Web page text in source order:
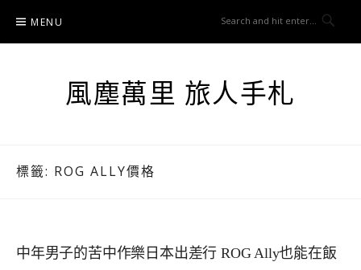
content
MENU
風塵萬里 旅人手札
標籤: ROG ALLY價格
中年男子的苦中作樂日本出差行 ROG Ally也能在飯